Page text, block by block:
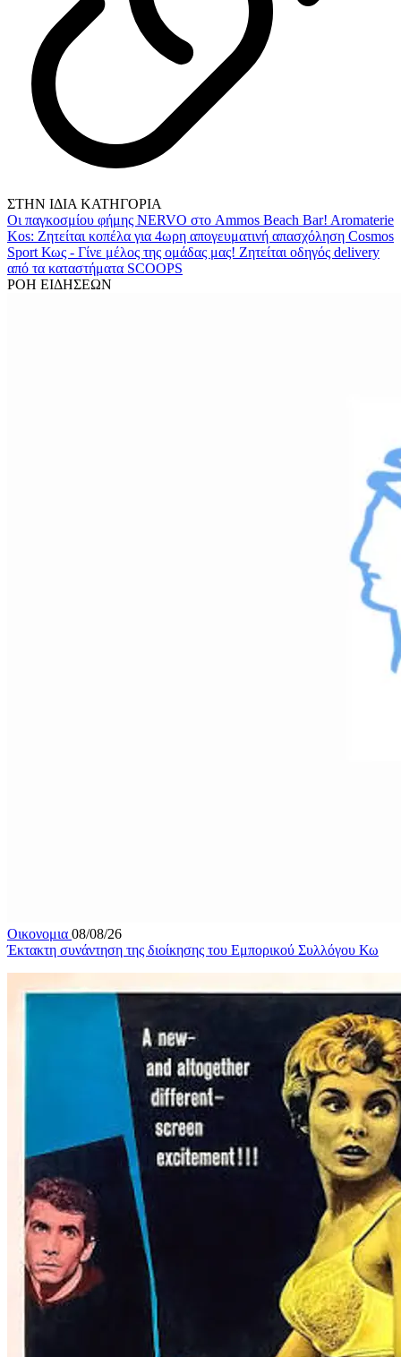
ΣΤΗΝ ΙΔΙΑ ΚΑΤΗΓΟΡΙΑ
Οι παγκοσμίου φήμης NERVO στο Ammos Beach Bar! Aromaterie
Kos: Ζητείται κοπέλα για 4ωρη απογευματινή απασχόληση Cosmos
Sport Κως - Γίνε μέλος της ομάδας μας! Ζητείται οδηγός delivery
από τα καταστήματα SCOOPS
ΡΟΗ ΕΙΔΗΣΕΩΝ
Οικονομια 08/08/26
Έκτακτη συνάντηση της διοίκησης του Εμπορικού Συλλόγου Κω